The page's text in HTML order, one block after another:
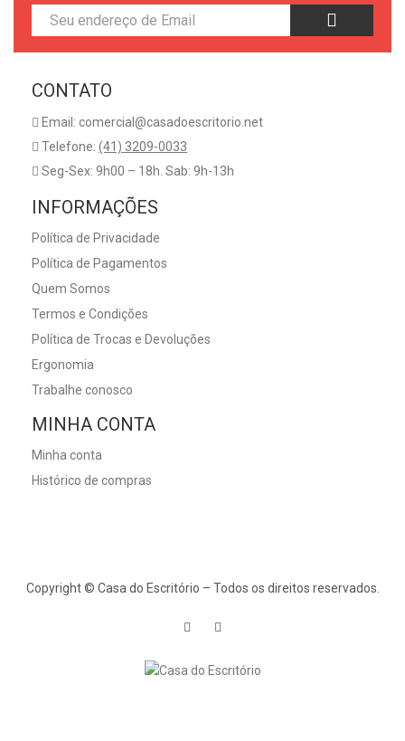
CONTATO
Email: comercial@casadoescritorio.net
Telefone: (41) 3209-0033
Seg-Sex: 9h00 – 18h. Sab: 9h-13h
INFORMAÇÕES
Política de Privacidade
Política de Pagamentos
Quem Somos
Termos e Condições
Política de Trocas e Devoluções
Ergonomia
Trabalhe conosco
MINHA CONTA
Minha conta
Histórico de compras
Copyright © Casa do Escritório – Todos os direitos reservados.